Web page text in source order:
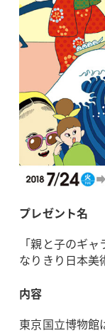
プレゼント名
「親と子のギ
なりきり日本美
内容
東京国立博物館